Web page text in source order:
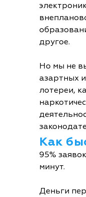
другое.
Но мы не
азартных
лотереи,
Как
95%
минут.
Деньги